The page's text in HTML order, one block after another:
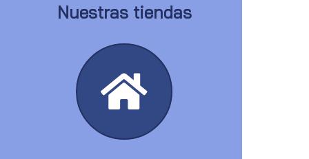
Nuestras tiendas